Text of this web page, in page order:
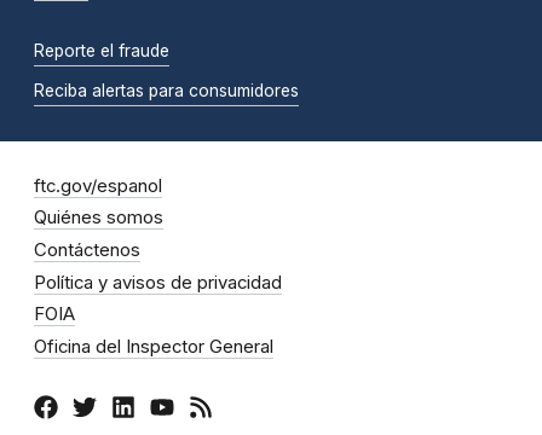
Reporte el fraude
Reciba alertas para consumidores
ftc.gov/espanol
Quiénes somos
Contáctenos
Política y avisos de privacidad
FOIA
Oficina del Inspector General